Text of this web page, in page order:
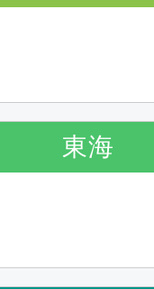
東海